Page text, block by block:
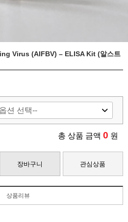
Virus (AIFBV) – ELISA Kit (알스트
총 상품 금액 0 원
장바구니 관심상품
상품리뷰